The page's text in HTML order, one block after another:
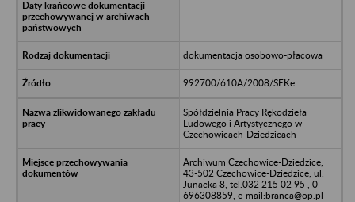
dokumentacja osobowo-płacowa
992700/610A/2008/SEKe
Spółdzielnia Pracy Rękodzieła
Ludowego i Artystycznego w
Czechowicach-Dziedzicach
Archiwum Czechowice-Dziedzice,
43-502 Czechowice-Dziedzice, ul.
Junacka 8, tel.032 215 02 95 , 0
696308859, e-mail:branca@op.pl